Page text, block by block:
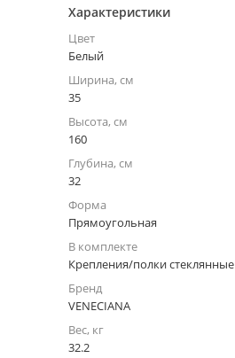
Характеристики
Цвет
Белый
Ширина, см
35
Высота, см
160
Глубина, см
32
Форма
Прямоугольная
В комплекте
Крепления/полки стеклянные
Бренд
VENECIANA
Вес, кг
32.2